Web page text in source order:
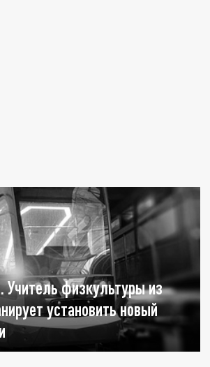
Учитель физкультуры из
установить новый